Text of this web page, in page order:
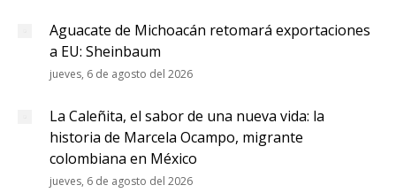
Aguacate de Michoacán retomará exportaciones
a EU: Sheinbaum
jueves, 6 de agosto del 2026
La Caleñita, el sabor de una nueva vida: la
historia de Marcela Ocampo, migrante
colombiana en México
jueves, 6 de agosto del 2026